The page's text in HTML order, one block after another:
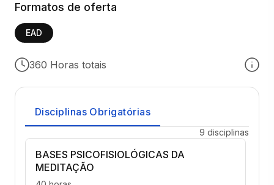
Formatos de oferta
EAD
360 Horas totais
Disciplinas Obrigatórias
9 disciplinas
BASES PSICOFISIOLÓGICAS DA
MEDITAÇÃO